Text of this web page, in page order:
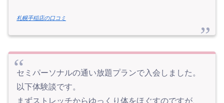
札幌手稲店の口コミ
セミパーソナルの通い放題プランで入会しました。
以下体験談です。
まずストレッチからゆっくり体をほぐすのですが、